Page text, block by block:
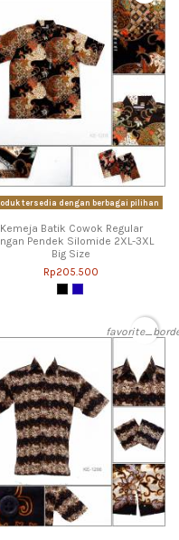
tersedia dengan berbagai pilihan
Kemeja Batik Cowok Regular
Pendek Silomide 2XL-3XL
Big Size
Rp205.500